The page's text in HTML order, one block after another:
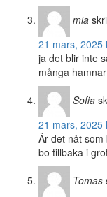
mia
21 mars, 2025
ja det blir inte
många
Sofia
21 mars, 2025
Är det nåt som
bo tillbaka i
Tomas